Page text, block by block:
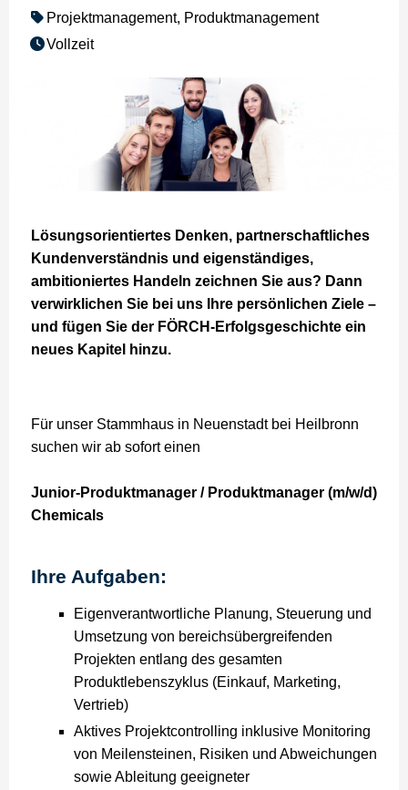
Projektmanagement, Produktmanagement
Vollzeit
Lösungsorientiertes Denken, partnerschaftliches
Kundenverständnis und eigenständiges,
ambitioniertes Handeln zeichnen Sie aus? Dann
verwirklichen Sie bei uns Ihre persönlichen Ziele –
und fügen Sie der FÖRCH-Erfolgsgeschichte ein
neues Kapitel hinzu.
Für unser Stammhaus in Neuenstadt bei Heilbronn
suchen wir ab sofort einen
Junior-Produktmanager / Produktmanager (m/w/d)
Chemicals
Ihre Aufgaben:
Eigenverantwortliche Planung, Steuerung und
Umsetzung von bereichsübergreifenden
Projekten entlang des gesamten
Produktlebenszyklus (Einkauf, Marketing,
Vertrieb)
Aktives Projektcontrolling inklusive Monitoring
von Meilensteinen, Risiken und Abweichungen
sowie Ableitung geeigneter